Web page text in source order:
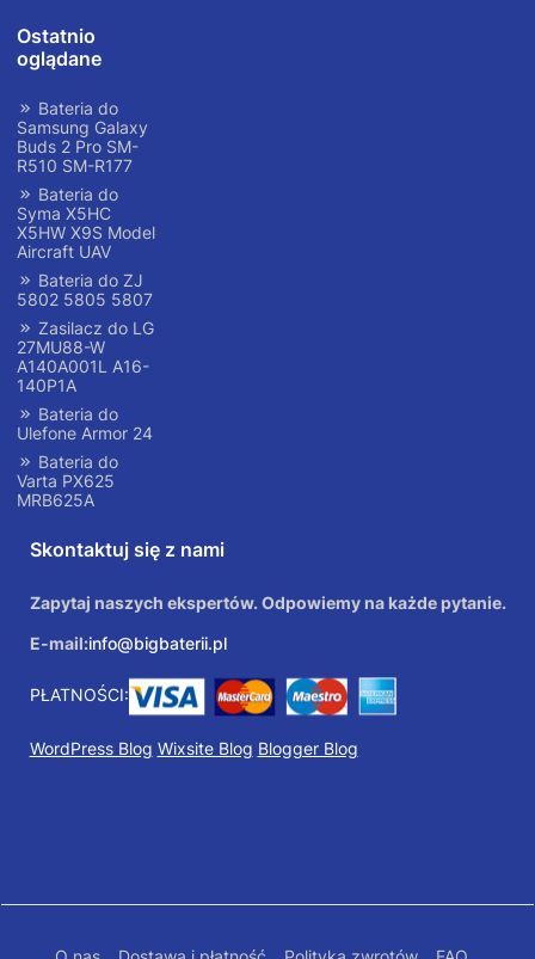
Ostatnio
oglądane
Bateria do
Samsung Galaxy
Buds 2 Pro SM-
R510 SM-R177
Bateria do
Syma X5HC
X5HW X9S Model
Aircraft UAV
Bateria do ZJ
5802 5805 5807
Zasilacz do LG
27MU88-W
A140A001L A16-
140P1A
Bateria do
Ulefone Armor 24
Bateria do
Varta PX625
MRB625A
Skontaktuj się z nami
Zapytaj naszych ekspertów. Odpowiemy na każde pytanie.
E-mail:info@bigbaterii.pl
PŁATNOŚCI:
WordPress Blog Wixsite Blog Blogger Blog